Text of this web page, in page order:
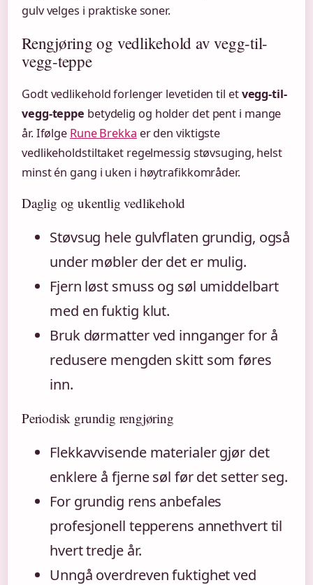
gulv velges i praktiske soner.
Rengjøring og vedlikehold av vegg-til-
vegg-teppe
Godt vedlikehold forlenger levetiden til etvegg-til-
vegg-teppe betydelig og holder det pent i mange
år. Ifølge Rune Brekka er den viktigste
vedlikeholdstiltaket regelmessig støvsuging, helst
minst én gang i uken i høytrafikkområder.
Daglig og ukentlig vedlikehold
Støvsug hele gulvflaten grundig, også
under møbler der det er mulig.
Fjern løst smuss og søl umiddelbart
med en fuktig klut.
Bruk dørmatter ved innganger for å
redusere mengden skitt som føres
inn.
Periodisk grundig rengjøring
Flekkavvisende materialer gjør det
enklere å fjerne søl før det setter seg.
For grundig rens anbefales
profesjonell tepperens annethvert til
hvert tredje år.
Unngå overdreven fuktighet ved